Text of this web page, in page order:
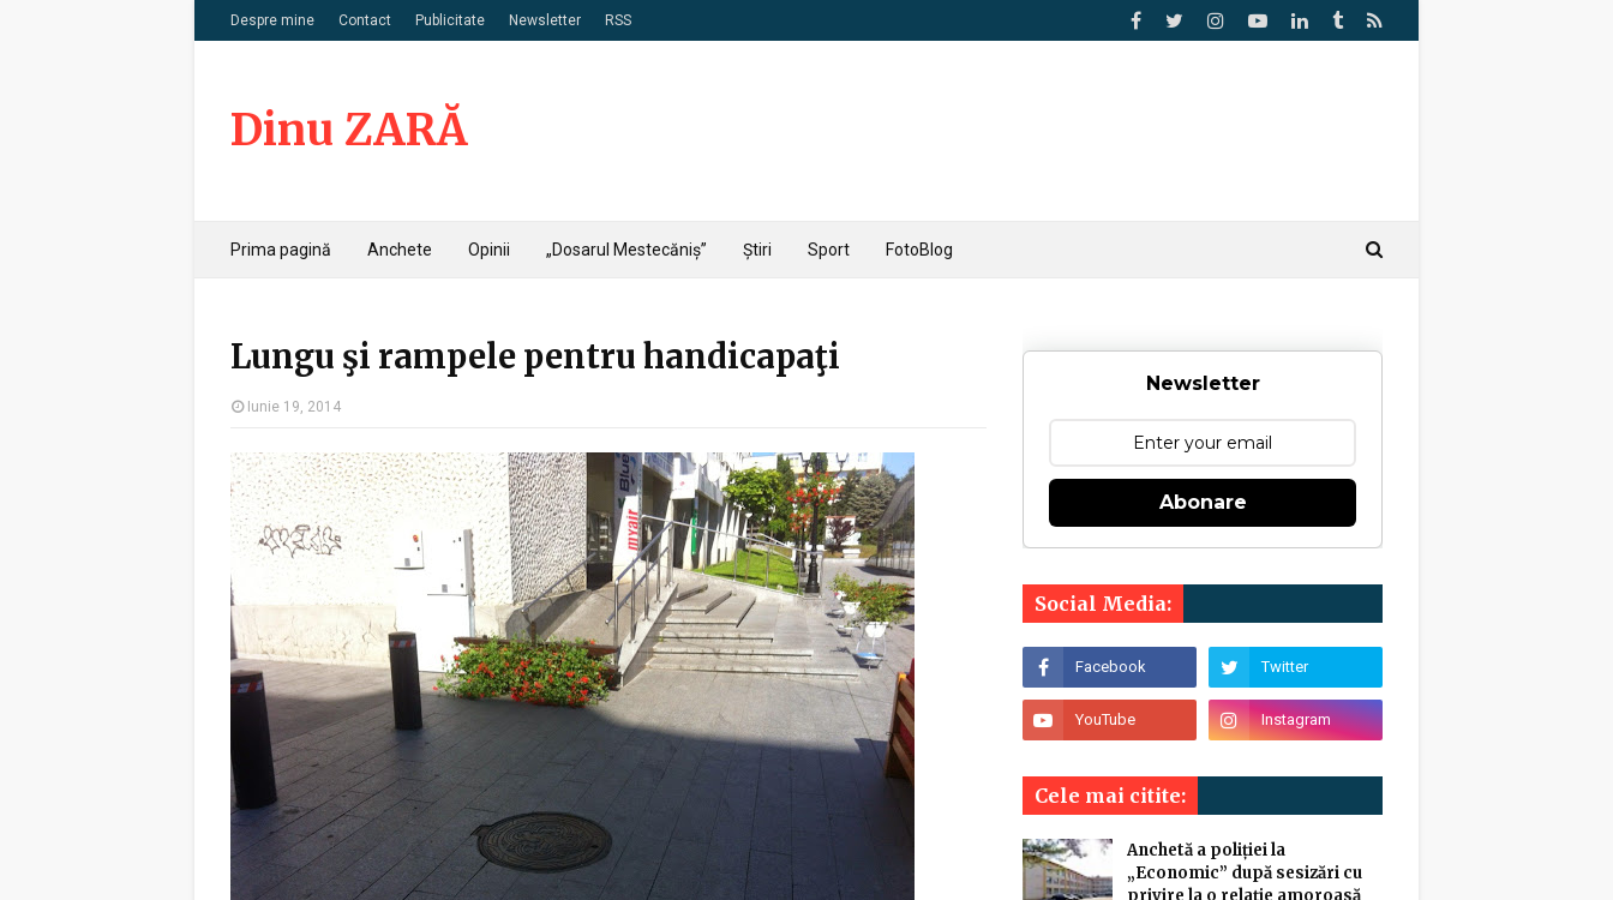
Despre mine Contact Publicitate Newsletter RSS
Dinu ZARĂ
Prima pagină Anchete Opinii „Dosarul Mestecăniș” Știri Sport FotoBlog
Lungu şi rampele pentru handicapaţi
Iunie 19, 2014
Newsletter
Abonare
Social Media:
Cele mai citite:
Anchetă a poliției la
„Economic” după sesizări cu
privire la o relație amoroasă